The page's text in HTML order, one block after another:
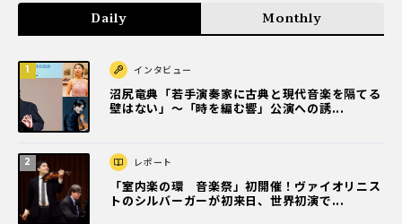
Daily Monthly
インタビュー
沼尻竜典「若手演奏家に古典と現代音楽を隔てる
壁はない」～「時を編む響」公演への誘...
レポート
「室内楽の環 音楽祭」初開催！ヴァイオリニス
トのシルバーガーが初来日、世界初演で...